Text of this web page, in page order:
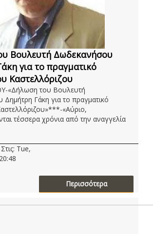
Βουλευτή Δωδεκανήσου
για το πραγματικό
Καστελλόριζου
«Δήλωση του Βουλευτή
Γάκη για το πραγματικό
«Αύριο,
τέσσερα χρόνια από την αναγγελία
Tue,
Περισσότερα